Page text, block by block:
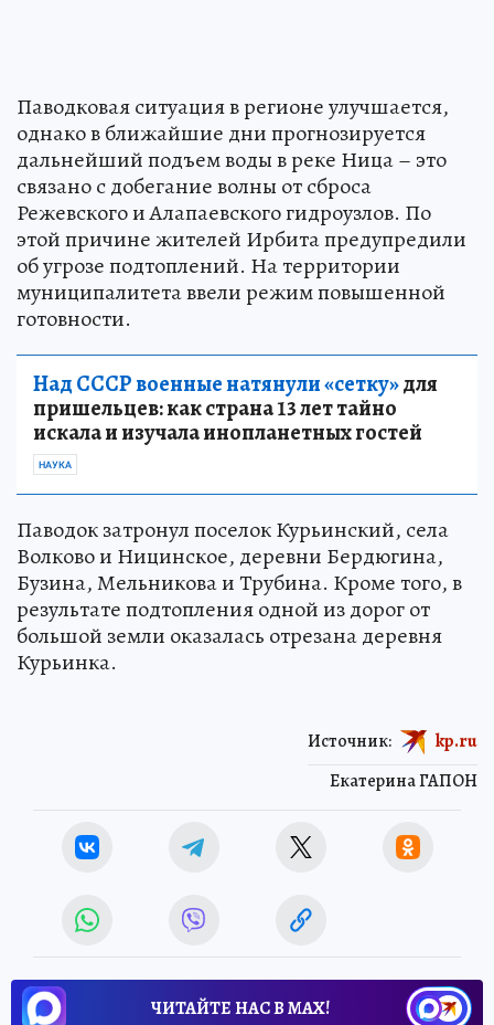
Паводковая ситуация в регионе улучшается,
однако в ближайшие дни прогнозируется
дальнейший подъем воды в реке Ница – это
связано с добегание волны от сброса
Режевского и Алапаевского гидроузлов. По
этой причине жителей Ирбита предупредили
об угрозе подтоплений. На территории
муниципалитета ввели режим повышенной
готовности.
Над СССР военные натянули «сетку»для
пришельцев: как страна 13 лет тайно
искала и изучала инопланетных гостей
НАУКА
Паводок затронул поселок Курьинский, села
Волково и Ницинское, деревни Бердюгина,
Бузина, Мельникова и Трубина. Кроме того, в
результате подтопления одной из дорог от
большой земли оказалась отрезана деревня
Курьинка.
Екатерина ГАПОН
Источник: kp.ru
ЧИТАЙТЕ НАС В МАХ!